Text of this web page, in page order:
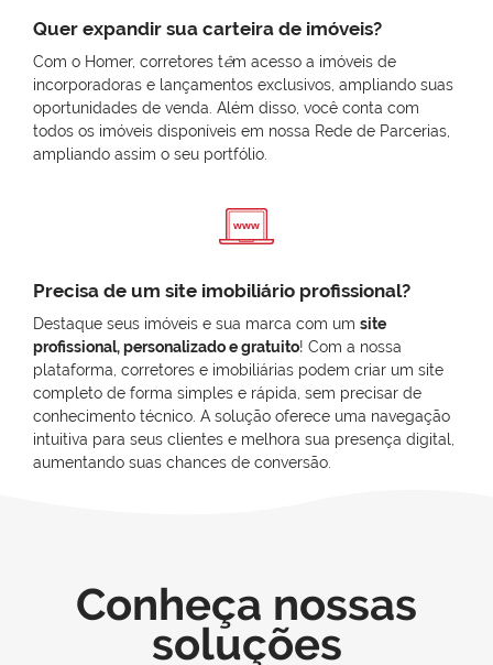
Quer expandir sua carteira de imóveis?
Com o Homer, corretores têm acesso a imóveis de
incorporadoras e lançamentos exclusivos, ampliando suas
oportunidades de venda. Além disso, você conta com
todos os imóveis disponíveis em nossa Rede de Parcerias,
ampliando assim o seu portfólio.
Precisa de um site imobiliário profissional?
Destaque seus imóveis e sua marca com um site
profissional, personalizado e gratuito! Com a nossa
plataforma, corretores e imobiliárias podem criar um site
completo de forma simples e rápida, sem precisar de
conhecimento técnico. A solução oferece uma navegação
intuitiva para seus clientes e melhora sua presença digital,
aumentando suas chances de conversão.
Conheça nossas
soluções